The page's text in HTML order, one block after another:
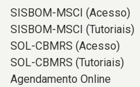
SISBOM-MSCI (Acesso)
SISBOM-MSCI (Tutoriais)
SOL-CBMRS (Acesso)
SOL-CBMRS (Tutoriais)
Agendamento Online